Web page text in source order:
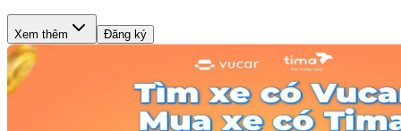
Xem thêm Đăng ký